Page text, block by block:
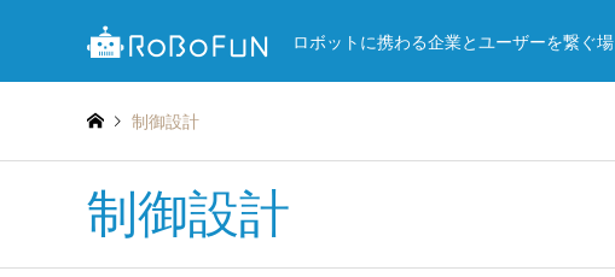
ロボットに携わる企業とユーザーを繋ぐ場
制御設計
制御設計